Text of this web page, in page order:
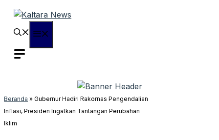
Langsung
Beranda » Gubernur Hadiri Rakornas Pengendalian
Inflasi, Presiden Ingatkan Tantangan Perubahan
Iklim